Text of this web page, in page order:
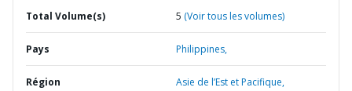
Total Volume(s) 5 (Voir tous les volumes)
Pays Philippines,
Région Asie de l’Est et Pacifique,